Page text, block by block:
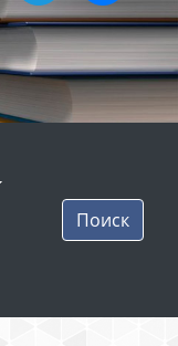
Поиск